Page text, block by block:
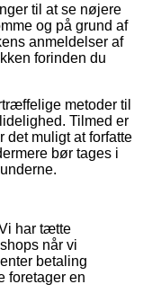
til at se nøjere
og på grund af
anmeldelser af
forinden du
metoder til
Tilmed er
det muligt at forfatte
bør tages i
har tætte
når vi
betaling
foretager en